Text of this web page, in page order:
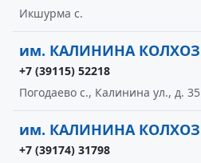
Икшурма с.
им. КАЛИНИНА КОЛХОЗ
+7 (39115) 52218
Погодаево с., Калинина ул., д. 35
им. КАЛИНИНА КОЛХОЗ
+7 (39174) 31798